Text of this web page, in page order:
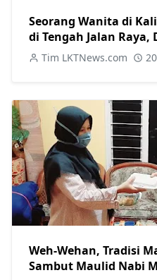
Seorang Wanita di
di Tengah Jalan Raya,
Tabrak Lari
Tim LKTNews.com
Weh-Wehan, Tradisi
Sambut Maulid Nabi